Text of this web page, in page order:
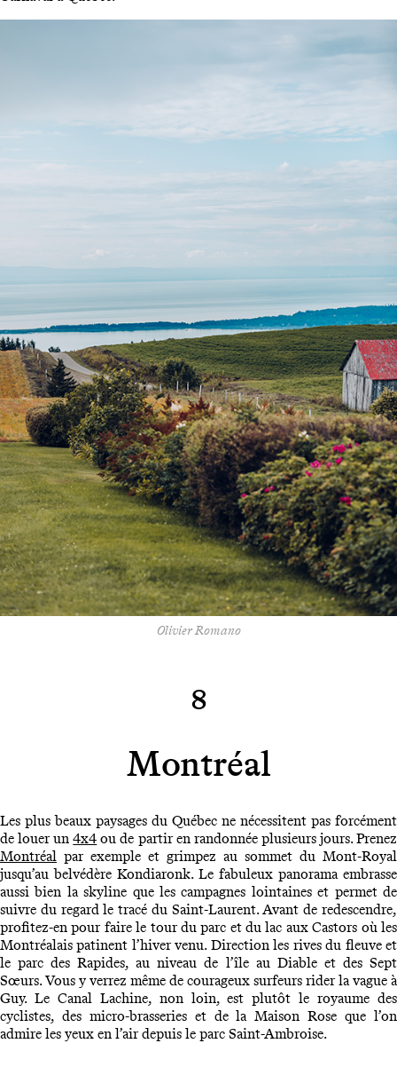
Olivier Romano
8
Montréal
Les plus beaux paysages du Québec ne nécessitent pas forcément
de louer un4x4 ou de partir en randonnée plusieurs jours. Prenez
Montréal par exemple et grimpez au sommet du Mont-Royal
jusqu’au belvédère Kondiaronk. Le fabuleux panorama embrasse
aussi bien la skyline que les campagnes lointaines et permet de
suivre du regard le tracé du Saint-Laurent. Avant de redescendre,
profitez-en pour faire le tour du parc et du lac aux Castors où les
Montréalais patinent l’hiver venu. Direction les rives du fleuve et
le parc des Rapides, au niveau de l’île au Diable et des Sept
Sœurs. Vous y verrez même de courageux surfeurs rider la vague à
Guy. Le Canal Lachine, non loin, est plutôt le royaume des
cyclistes, des micro-brasseries et de la Maison Rose que l’on
admire les yeux en l’air depuis le parc Saint-Ambroise.